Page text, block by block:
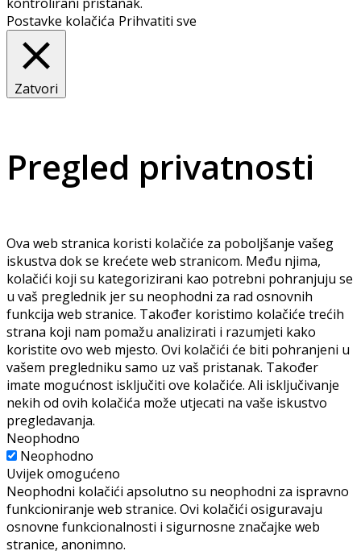
Postavke kolačića Prihvatiti sve
Zatvori
Pregled privatnosti
Ova web stranica koristi kolačiće za poboljšanje vašeg
iskustva dok se krećete web stranicom. Među njima,
kolačići koji su kategorizirani kao potrebni pohranjuju se
u vaš preglednik jer su neophodni za rad osnovnih
funkcija web stranice. Također koristimo kolačiće trećih
strana koji nam pomažu analizirati i razumjeti kako
koristite ovo web mjesto. Ovi kolačići će biti pohranjeni u
vašem pregledniku samo uz vaš pristanak. Također
imate mogućnost isključiti ove kolačiće. Ali isključivanje
nekih od ovih kolačića može utjecati na vaše iskustvo
pregledavanja.
Neophodno
Neophodno
Uvijek omogućeno
Neophodni kolačići apsolutno su neophodni za ispravno
funkcioniranje web stranice. Ovi kolačići osiguravaju
osnovne funkcionalnosti i sigurnosne značajke web
stranice, anonimno.